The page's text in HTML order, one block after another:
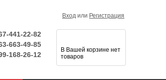
Вход или Регистрация
441-22-82
663-49-85
168-26-12
В Вашей корзине нет
товаров